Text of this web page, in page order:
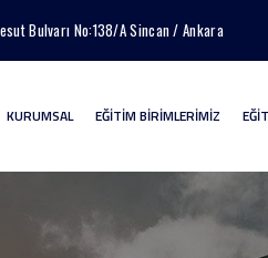
Bulvarı No:138/A Sincan / Ankara
KURUMSAL EĞİTİM BİRİMLERİMİZ